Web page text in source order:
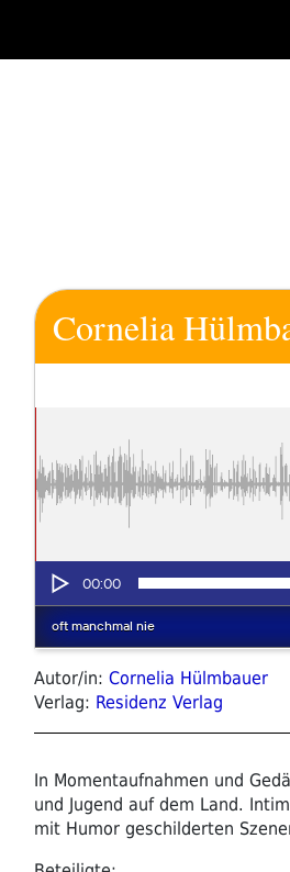
Cornelia
Autor/in: Cornelia Hülmbauer
Verlag: Residenz Verlag
In Momentaufnahmen und
und Jugend auf dem Land.
mit Humor geschilderten